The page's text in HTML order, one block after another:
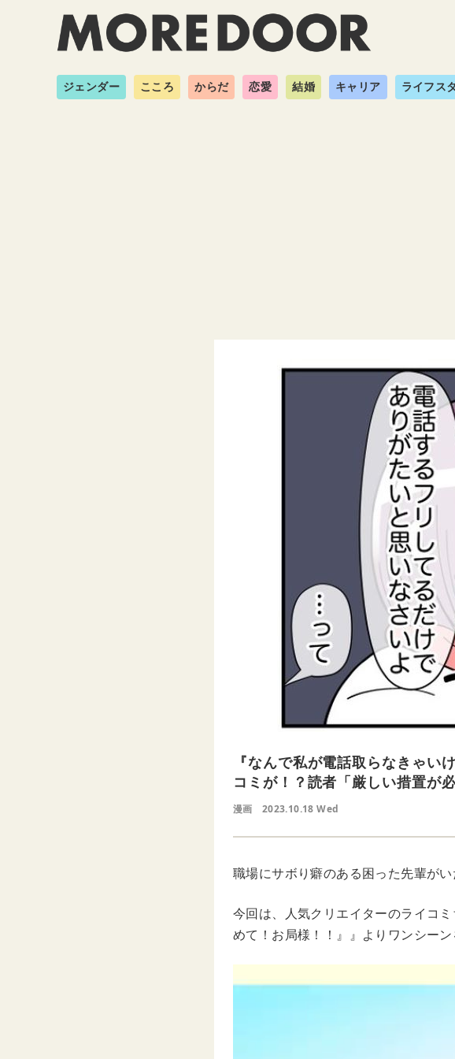
ジェンダー こころ からだ 恋愛 結婚 キャリア ライフス
『なんで私が電話取らなきゃい
コミが！？読者「厳しい措置が
漫画 2023.10.18 Wed
職場にサボり癖のある困った先輩がい
今回は、人気クリエイターのライコ
めて！お局様！！』』よりワンシーン